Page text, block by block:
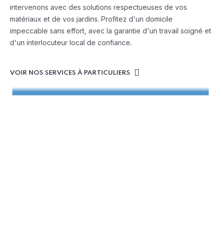
intervenons avec des solutions respectueuses de vos
matériaux et de vos jardins. Profitez d'un domicile
impeccable sans effort, avec la garantie d'un travail soigné et
d'un interlocuteur local de confiance.
VOIR NOS SERVICES À PARTICULIERS
Nettoyage terrasses